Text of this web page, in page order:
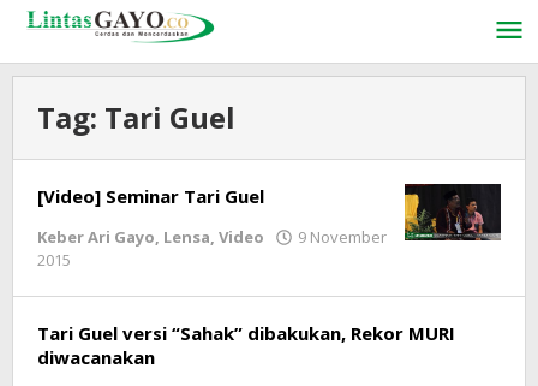
Lewati
konten
Tag: Tari Guel
[Video] Seminar Tari Guel
Keber Ari Gayo, Lensa, Video
9 November
2015
Tari Guel versi “Sahak” dibakukan, Rekor MURI
diwacanakan